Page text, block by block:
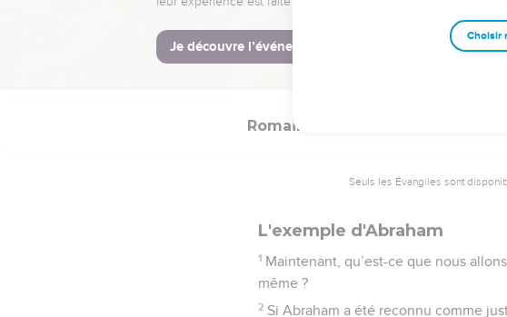
donnons à la loi toute sa valeur.
© Société biblique française – Bibli’O, 2000,
Romains
Seuls les Évangiles sont
L'exemple d'Abraham
1 Maintenant, qu’est-ce que nous
même ?
2 Si Abraham a été reconnu comme
Choisir